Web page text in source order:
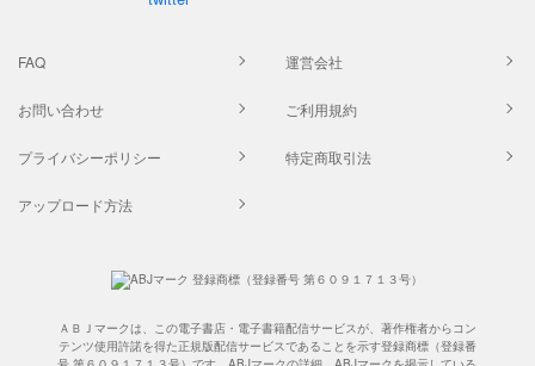
FAQ 運営会社
お問い合わせ ご利用規約
プライバシーポリシー 特定商取引法
アップロード方法
ＡＢＪマークは、この電子書店・電子書籍配信サービスが、著作権者からコン
テンツ使用許諾を得た正規版配信サービスであることを示す登録商標（登録番